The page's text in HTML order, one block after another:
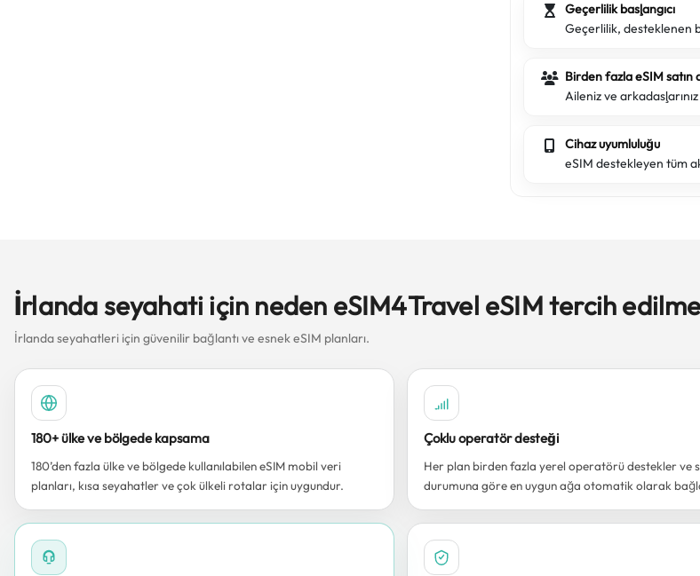
Geçerlilik başlangıcı
Geçerlilik, desteklenen
Birden fazla eSIM satın
Aileniz ve
Cihaz uyumluluğu
eSIM destekleyen tüm
İrlanda seyahati için neden eSIM4Travel eSIM tercih
İrlanda seyahatleri için güvenilir bağlantı ve esnek eSIM planları.
180+ ülke ve bölgede kapsama
180’den fazla ülke ve bölgede kullanılabilen eSIM mobil veri
planları, kısa seyahatler ve çok ülkeli rotalar için uygundur.
Çoklu operatör desteği
Her plan birden fazla yerel operatörü destekler ve
durumuna göre en uygun ağa otomatik olarak